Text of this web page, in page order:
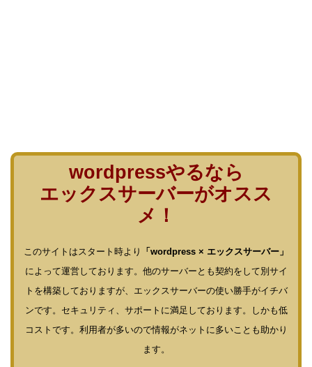
wordpressやるなら
エックスサーバーがオスス
メ！
このサイトはスタート時より
「wordpress × エックスサーバー」
によって運営しております。他のサーバーとも契約をして別サイ
トを構築しておりますが、エックスサーバーの使い勝手がイチバ
ンです。セキュリティ、サポートに満足しております。しかも低
コストです。利用者が多いので情報がネットに多いことも助かり
ます。